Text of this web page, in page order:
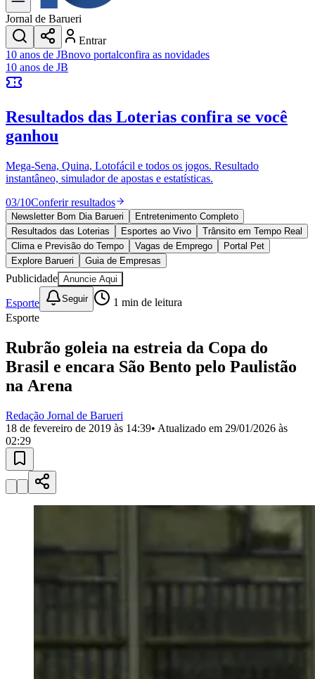
Dia a Dia & Lazer
Transportes
Gastronomia
Cinema & Shows
JogosNovo
Anuncie no Portal
Cadastrar Empresa
Divulgar Vagas
Política
Esportes
Saúde
Segurança
Cultura
Meio Ambiente
Obras
Educação
Bairros de Barueri
AldeiaAldeia da SerraAldeia de BarueriAlphaville Bairro
JubranBelvalBethaville
VistaCalifórnia
MilitarItapeviJandiraJardim Audir
CalifórniaJardim dos Altos Jardim dos CamargosJardim
Esperança
MutingaJardim Paraíso
LuísJardim São Pedro
TupãJardim Tupanci
CamargosParque ImperialParque Santa LuziaParque VianaPirapora
Vila Boa VistaVila
do CondeVila Engenho Novo
Vila Nossa Sra. da
Jornal de Barueri
Entrar
10 anos de JBnovo portalconfira as novidades
10 anos de JB
Resultados das Loterias confira se você
ganhou
Mega-Sena, Quina, Lotofácil e todos os jogos. Resultado
instantâneo, simulador de apostas e estatísticas.
03/10Conferir resultados
Newsletter Bom Dia Barueri
Entretenimento Completo
Resultados das Loterias
Esportes ao Vivo
Trânsito em Tempo Real
Clima e Previsão do Tempo
Vagas de Emprego
Portal Pet
Explore Barueri
Guia de Empresas
Publicidade Anuncie Aqui
Esporte Seguir 1 min de leitura
Esporte
Rubrão goleia na estreia da Copa do
Brasil e encara São Bento pelo Paulistão
na Arena
Redação Jornal de Barueri
18 de fevereiro de 2019 às 14:39• Atualizado em 29/01/2026 às
02:29